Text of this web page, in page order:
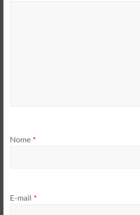
Nome *
E-mail *